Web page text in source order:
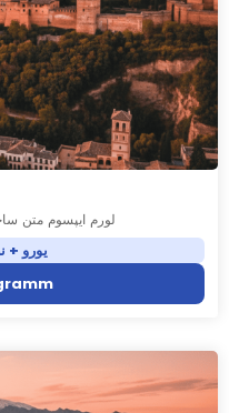
لورم ایپسوم متن
1200 یورو